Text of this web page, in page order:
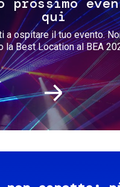
qui
a ospitare il tuo evento.
la Best Location al BEA